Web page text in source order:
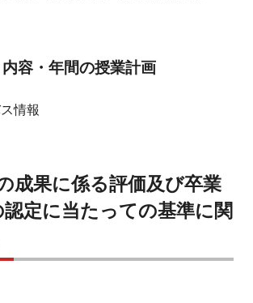
容・年間の授業計画
情報
成果に係る評価及び卒業
認定に当たっての基準に関